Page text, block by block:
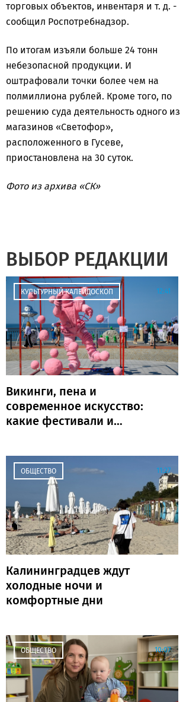
торговых объектов, инвентаря и т. д. -
сообщил Роспотребнадзор.
По итогам изъяли больше 24 тонн
небезопасной продукции. И
оштрафовали точки более чем на
полмиллиона рублей. Кроме того, по
решению суда деятельность одного из
магазинов «Светофор»,
расположенного в Гусеве,
приостановлена на 30 суток.
Фото из архива «СК»
ВЫБОР РЕДАКЦИИ
КУЛЬТУРНЫЙ КАЛЕЙДОСКОП 12:41
Викинги, пена и
современное искусство:
какие фестивали и
на выходных
ОБЩЕСТВО 11:27
Калининградцев ждут
холодные ночи и
комфортные дни
ОБЩЕСТВО 10:07